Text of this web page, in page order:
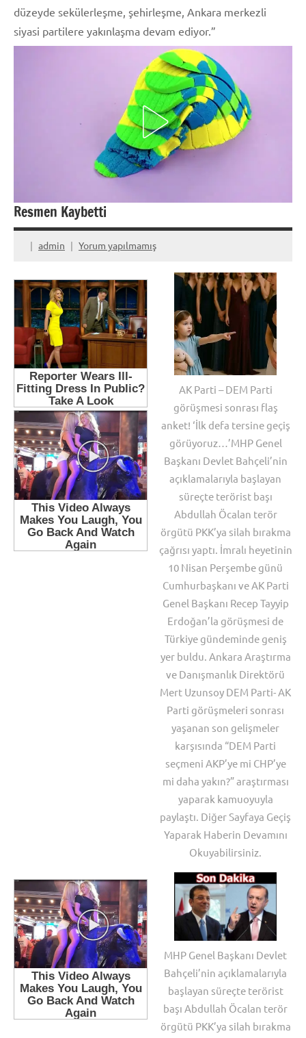
düzeyde sekülerleşme, şehirleşme, Ankara merkezli
siyasi partilere yakınlaşma devam ediyor.”
Resmen Kaybetti
admin Yorum yapılmamış
AK Parti – DEM Parti
görüşmesi sonrası flaş
anket! ‘İlk defa tersine geçiş
görüyoruz…’MHP Genel
Başkanı Devlet Bahçeli’nin
açıklamalarıyla başlayan
süreçte terörist başı
Abdullah Öcalan terör
örgütü PKK’ya silah bırakma
çağrısı yaptı. İmralı heyetinin
10 Nisan Perşembe günü
Cumhurbaşkanı ve AK Parti
Genel Başkanı Recep Tayyip
Erdoğan’la görüşmesi de
Türkiye gündeminde geniş
yer buldu. Ankara Araştırma
ve Danışmanlık Direktörü
Mert Uzunsoy DEM Parti- AK
Parti görüşmeleri sonrası
yaşanan son gelişmeler
karşısında “DEM Parti
seçmeni AKP’ye mi CHP’ye
mi daha yakın?” araştırması
yaparak kamuoyuyla
paylaştı. Diğer Sayfaya Geçiş
Yaparak Haberin Devamını
Okuyabilirsiniz.
MHP Genel Başkanı Devlet
Bahçeli’nin açıklamalarıyla
başlayan süreçte terörist
başı Abdullah Öcalan terör
örgütü PKK’ya silah bırakma